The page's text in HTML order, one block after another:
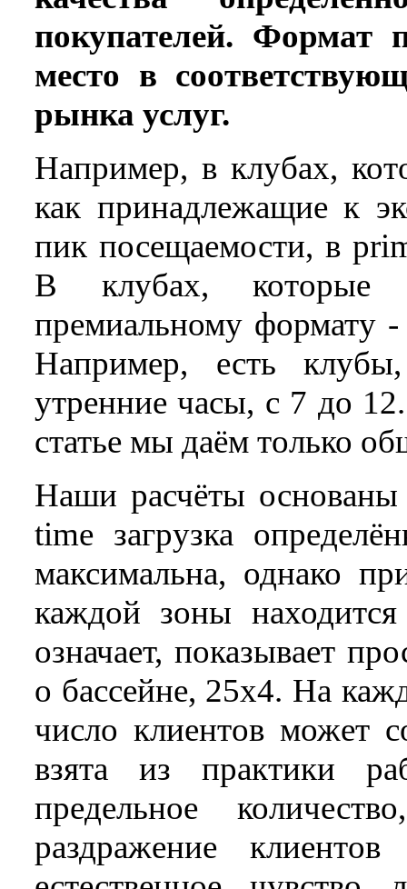
покупателей. Формат
место в
рынка услуг.
Например, в клубах,
как принадлежащие к
пик посещаемости, в
В клубах, которые
премиальному формату -
Например, есть
утренние часы, с 7 до
статье мы даём только
Наши расчёты
time загрузка
максимальна, однако
каждой зоны
означает, показывает
о бассейне, 25х4. На
число клиентов может
взята из практики
предельное
раздражение